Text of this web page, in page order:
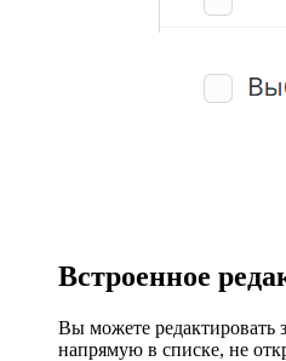
Встроенное
Вы можете редактировать
напрямую в списке, не